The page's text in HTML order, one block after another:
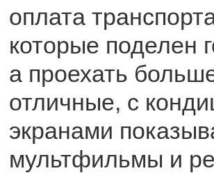
оплата
которые поделен
а проехать
отличные, с
экранами
мультфильмы и